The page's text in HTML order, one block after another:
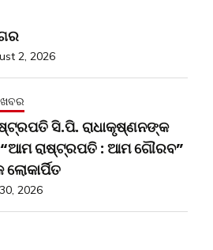
2, 2026
ସି.ପି. ରାଧାକୃଷ୍ଣନଙ୍କ
“ଆମ ରାଷ୍ଟ୍ରପତି : ଆମ ଗୌରବ”
2026